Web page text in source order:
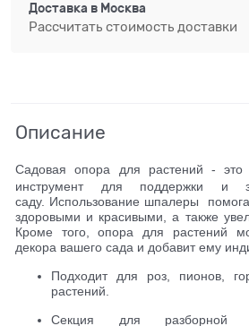
Доставка в Москва
Рассчитать стоимость доставки
Описание
Садовая опора для растений -
инструмент для поддержки и
саду. Использование шпалеры
здоровыми и красивыми, а также
Кроме того, опора для растений
декора вашего сада и добавит ему
Подходит для роз, пионов,
растений.
Секция для разборной